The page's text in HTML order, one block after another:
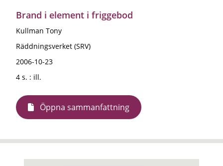
Brand i element i friggebod
Kullman Tony
Räddningsverket (SRV)
2006-10-23
4 s. : ill.
Öppna sammanfattning